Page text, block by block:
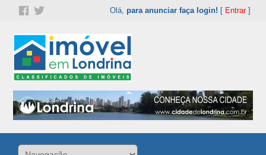
Olá, para anunciar faça login! [ Entrar]